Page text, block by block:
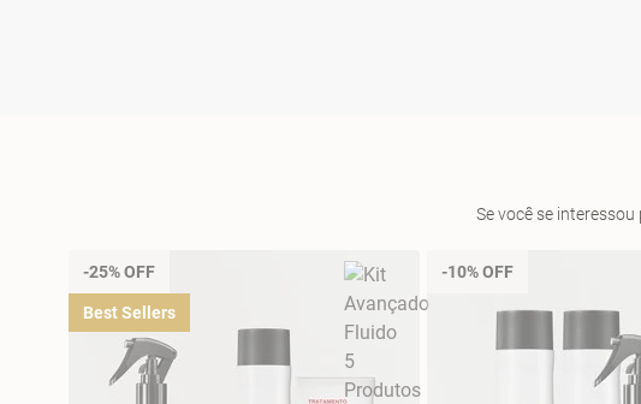
Se você se
-25% OFF
Best Sellers
-10% OFF